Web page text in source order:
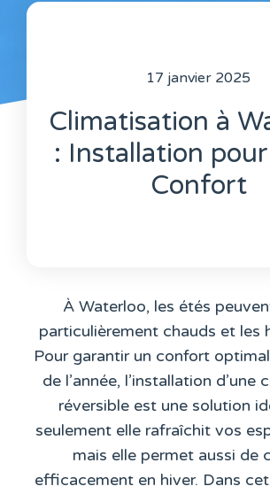
17 janvier 2025
Climatisation à
: Installation
Confort
À Waterloo, les étés
particulièrement chauds et les
Pour garantir un confort
de l’année, l’installation d’une
réversible est une solution
seulement elle rafraîchit vos
mais elle permet aussi de
efficacement en hiver. Dans